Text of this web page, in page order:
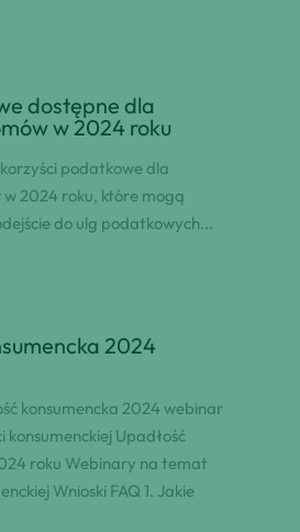
dostępne dla
w 2024 roku
podatkowe dla
w 2024 roku, które mogą
do ulg podatkowych...
2024
konsumencka 2024 webinar
konsumenckiej Upadłość
roku Webinary na temat
Wnioski FAQ 1. Jakie